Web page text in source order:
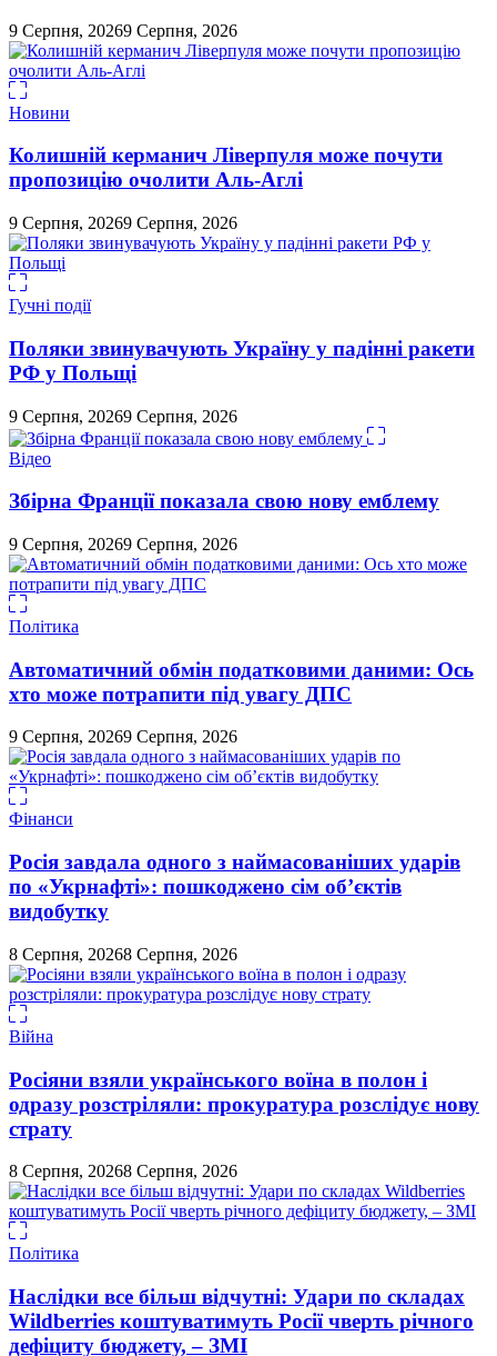
9 Серпня, 20269 Серпня, 2026
Новини
Колишній керманич Ліверпуля може почути
пропозицію очолити Аль-Аглі
9 Серпня, 20269 Серпня, 2026
Гучні події
Поляки звинувачують Україну у падінні ракети
РФ у Польщі
9 Серпня, 20269 Серпня, 2026
Відео
Збірна Франції показала свою нову емблему
9 Серпня, 20269 Серпня, 2026
Політика
Автоматичний обмін податковими даними: Ось
хто може потрапити під увагу ДПС
9 Серпня, 20269 Серпня, 2026
Фінанси
Росія завдала одного з наймасованіших ударів
по «Укрнафті»: пошкоджено сім об’єктів
видобутку
8 Серпня, 20268 Серпня, 2026
Війна
Росіяни взяли українського воїна в полон і
одразу розстріляли: прокуратура розслідує нову
страту
8 Серпня, 20268 Серпня, 2026
Політика
Наслідки все більш відчутні: Удари по складах
Wildberries коштуватимуть Росії чверть річного
дефіциту бюджету, – ЗМІ